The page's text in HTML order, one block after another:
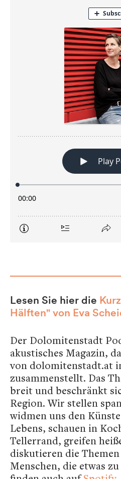
Lesen Sie hier die
Hälften" von Eva
Der Dolomitenstadt
akustisches Magazin,
von dolomitenstadt.at
zusammenstellt. Das
breit und beschränkt
Region. Wir stellen
widmen uns den
Lebens, schauen in
Tellerrand, greifen
diskutieren die
Menschen, die etwas